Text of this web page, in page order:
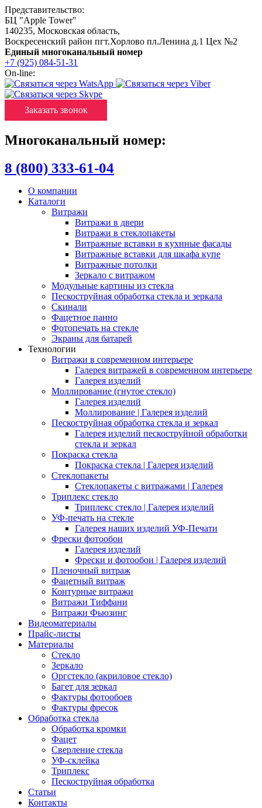
Представительство:
БЦ "Apple Tower"
140235, Московская область,
Воскресенский район пгт.Хорлово пл.Ленина д.1 Цех №2
Единый многоканальный номер
+7 (925) 084-51-31
On-line:
Заказать звонок
Многоканальный номер:
8 (800) 333-61-04
О компании
Каталоги
Витражи
Витражи в двери
Витражи в стеклопакеты
Витражные вставки в кухнные фасады
Витражные вставки для шкафа купе
Витражные потолки
Зеркало с витражом
Модульные картины из стекла
Пескоструйная обработка стекла и зеркала
Скинали
Фацетное панно
Фотопечать на стекле
Экраны для батарей
Технологии
Витражи в современном интерьере
Галерея витражей в современном интерьере
Галерея изделий
Моллирование (гнутое стекло)
Галерея изделий
Моллирование | Галерея изделий
Пескоструйная обработка стекла и зеркал
Галерея изделий пескоструйной обработки
стекла и зеркал
Покраска стекла
Покраска стекла | Галерея изделий
Стеклопакеты
Стеклопакеты с витражами | Галерея
Триплекс стекло
Триплекс стекло | Галерея изделий
УФ-печать на стекле
Галерея наших изделий УФ-Печати
Фрески фотообои
Галерея изделий
Фрески и фотообои | Галерея изделий
Пленочный витраж
Фацетный витраж
Контурные витражи
Витражи Тиффани
Витражи Фьюзинг
Видеоматериалы
Прайс-листы
Материалы
Стекло
Зеркало
Оргстекло (акриловое стекло)
Багет для зеркал
Фактуры фотообоев
Фактуры фресок
Обработка стекла
Обработка кромки
Фацет
Сверление стекла
УФ-склейка
Триплекс
Пескоструйная обработка
Статьи
Контакты